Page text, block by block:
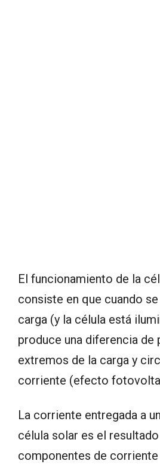
El funcionamiento de la
consiste en que cuando
carga (y la célula está
produce una diferencia de
extremos de la carga y
corriente (efecto
La corriente entregada a
célula solar es el
componentes de corriente